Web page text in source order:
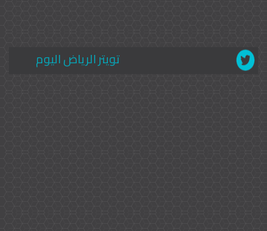
تويتر الرياض اليوم